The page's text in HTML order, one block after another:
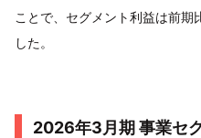
ことで、セグメント利益は前期
した。
2026年3月期 事業セ